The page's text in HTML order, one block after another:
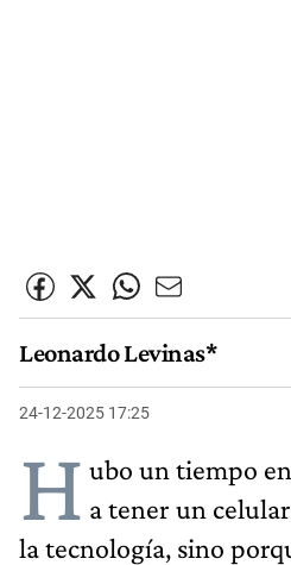
Leonardo Levinas*
24-12-2025 17:25
H ubo un tiempo
a tener un
la tecnología, sino